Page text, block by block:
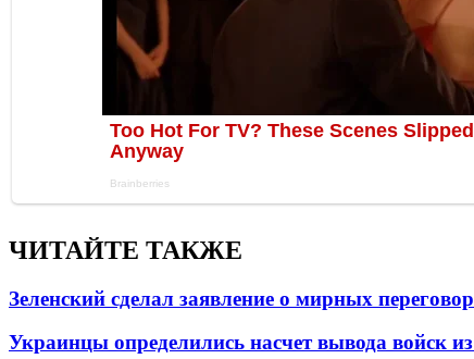
ЧИТАЙТЕ ТАКЖЕ
Зеленский сделал заявление о мирных
Украинцы определились насчет вывода войск